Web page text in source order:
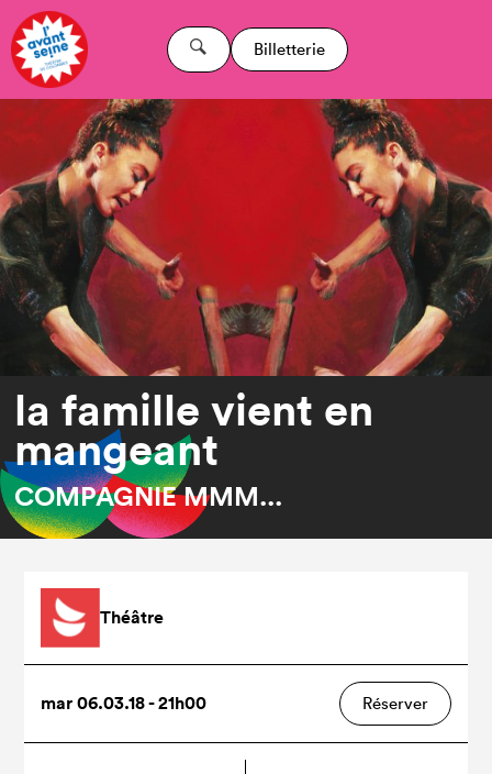
Billetterie
la famille vient en
mangeant
COMPAGNIE MMM...
Théâtre
mar 06.03.18 - 21h00 Réserver